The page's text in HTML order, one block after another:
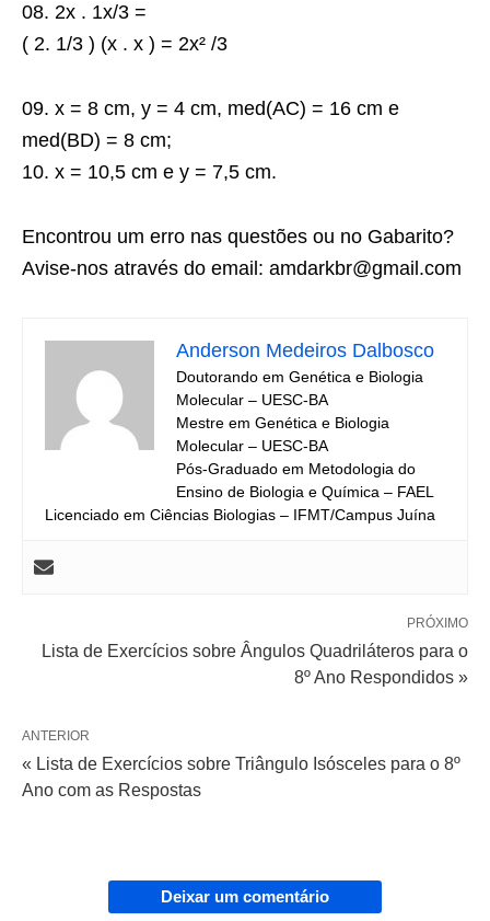
08. 2x . 1x/3 =
( 2. 1/3 ) (x . x ) = 2x² /3
09. x = 8 cm, y = 4 cm, med(AC) = 16 cm e
med(BD) = 8 cm;
10. x = 10,5 cm e y = 7,5 cm.
Encontrou um erro nas questões ou no Gabarito?
Avise-nos através do email: amdarkbr@gmail.com
Anderson Medeiros Dalbosco
Doutorando em Genética e Biologia
Molecular – UESC-BA
Mestre em Genética e Biologia
Molecular – UESC-BA
Pós-Graduado em Metodologia do
Ensino de Biologia e Química – FAEL
Licenciado em Ciências Biologias – IFMT/Campus Juína
PRÓXIMO
Lista de Exercícios sobre Ângulos Quadriláteros para o
8º Ano Respondidos »
ANTERIOR
« Lista de Exercícios sobre Triângulo Isósceles para o 8º
Ano com as Respostas
Deixar um comentário